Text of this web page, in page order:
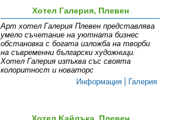
Хотел Галерия, Плевен
Арт хотел Галерия Плевен представлява
умело съчетание на уютната бизнес
обстановка с богата изложба на творби
на съвременни български художници.
Хотел Галерия изпъква със своята
колоритност и новаторс
Информация
Галерия